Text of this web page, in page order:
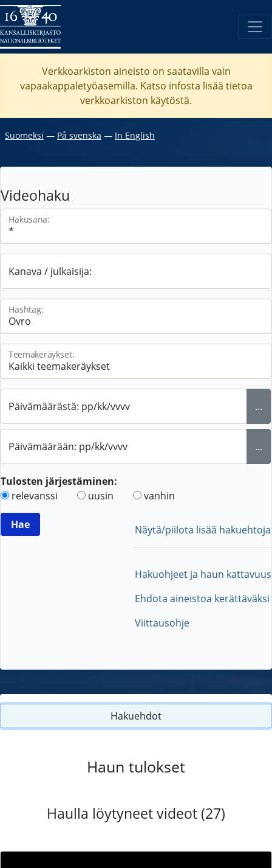
Verkkoarkiston aineisto on saatavilla vain
vapaakappaletyöasemilla. Katso infosta lisää tietoa
verkkoarkiston käytöstä.
Suomeksi ― På svenska ― In English
Videohaku
Hakusana:
Kanava / julkaisija:
Hashtag:
Teemakeräykset:
Päivämäärästä: pp/kk/vvvv ...
Päivämäärään: pp/kk/vvvv ...
Tulosten järjestäminen:
relevanssi
uusin vanhin
Näytä/piilota lisää hakuehtoja
Hakuohjeet ja haun kattavuus
Ehdota aineistoa kerättäväksi
Viittausohje
Hakuehdot
Haun tulokset
Haulla löytyneet videot (27)